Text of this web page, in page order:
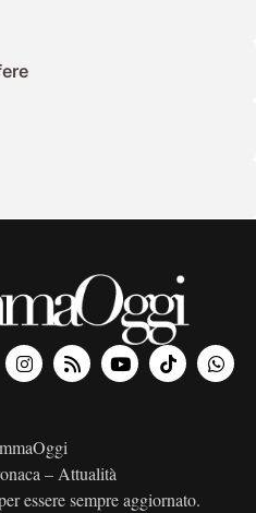
– Attualità
essere sempre aggiornato.